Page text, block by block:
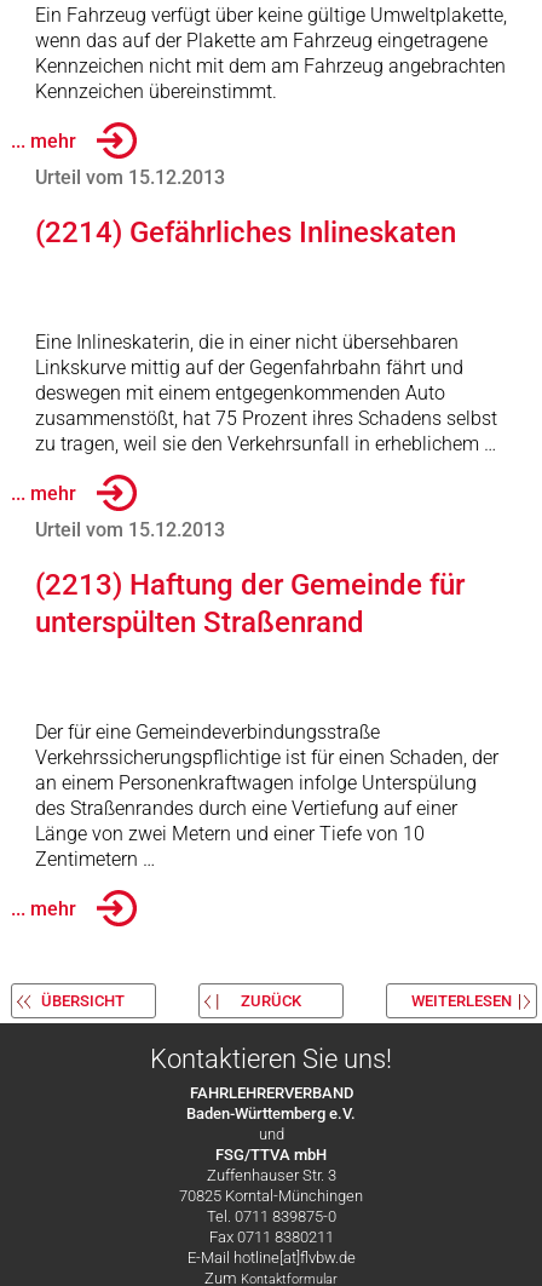
Ein Fahrzeug verfügt über keine gültige Umweltplakette,
wenn das auf der Plakette am Fahrzeug eingetragene
Kennzeichen nicht mit dem am Fahrzeug angebrachten
Kennzeichen übereinstimmt.
... mehr
Urteil vom 15.12.2013
(2214) Gefährliches Inlineskaten
Eine Inlineskaterin, die in einer nicht übersehbaren
Linkskurve mittig auf der Gegenfahrbahn fährt und
deswegen mit einem entgegenkommenden Auto
zusammenstößt, hat 75 Prozent ihres Schadens selbst
zu tragen, weil sie den Verkehrsunfall in erheblichem …
... mehr
Urteil vom 15.12.2013
(2213) Haftung der Gemeinde für
unterspülten Straßenrand
Der für eine Gemeindeverbindungsstraße
Verkehrssicherungspflichtige ist für einen Schaden, der
an einem Personenkraftwagen infolge Unterspülung
des Straßenrandes durch eine Vertiefung auf einer
Länge von zwei Metern und einer Tiefe von 10
Zentimetern …
... mehr
ÜBERSICHT ZURÜCK WEITERLESEN
Kontaktieren Sie uns!
FAHRLEHRERVERBAND
Baden-Württemberg e.V.
und
FSG/TTVA mbH
Zuffenhauser Str. 3
70825 Korntal-Münchingen
Tel. 0711 839875-0
Fax 0711 8380211
E-Mail hotline[at]flvbw.de
Zum Kontaktformular